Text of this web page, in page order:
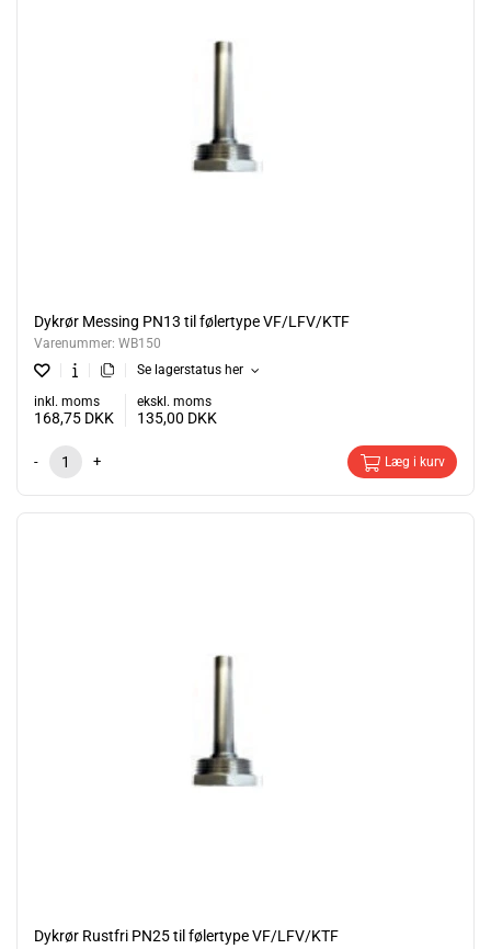
Dykrør Messing PN13 til følertype VF/LFV/KTF
Varenummer: WB150
Se lagerstatus her
inkl. moms
168,75 DKK
ekskl. moms
135,00 DKK
- + Læg i kurv
Dykrør Rustfri PN25 til følertype VF/LFV/KTF